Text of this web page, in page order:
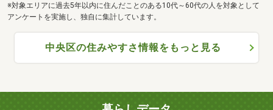
※対象エリアに過去5年以内に住んだことのある10代～60代の人を対象として
アンケートを実施し、独自に集計しています。
中央区の住みやすさ情報をもっと見る